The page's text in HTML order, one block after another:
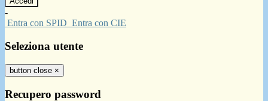
-
Entra con SPID Entra con CIE
Seleziona utente
button close ×
Recupero password